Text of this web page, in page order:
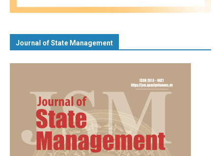
Journal of State Management